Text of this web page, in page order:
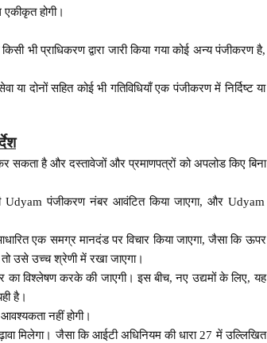
होगी।
भी प्राधिकरण द्वारा जारी किया गया कोई अन्य पंजीकरण है,
या दोनों सहित कोई भी गतिविधियाँ एक पंजीकरण में निर्दिष्ट या
है और दस्तावेजों और प्रमाणपत्रों को अपलोड किए बिना
Udyam पंजीकरण नंबर आवंटित किया जाएगा, और Udyam
एक समग्र मानदंड पर विचार किया जाएगा, जैसा कि ऊपर
उसे उच्च श्रेणी में रखा जाएगा।
विश्लेषण करके की जाएगी। इस बीच, नए उद्यमों के लिए, यह
है।
नहीं होगी।
मिलेगा। जैसा कि आईटी अधिनियम की धारा 27 में उल्लिखित